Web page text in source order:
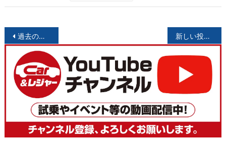
投
稿
ナ
ビ
ー
過去の投稿 新しい投稿